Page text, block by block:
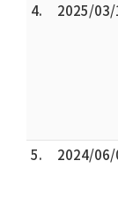
4. 2025/03/
5. 2024/06/